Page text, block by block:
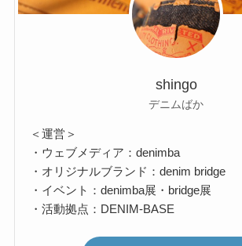
shingo
デニムばか
＜運営＞
・ウェブメディア：denimba
・オリジナルブランド：denim bridge
・イベント：denimba展・bridge展
・活動拠点：DENIM-BASE